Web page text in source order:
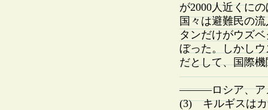
が2000人近くに
国々は避難民の
タンだけがウズ
ぼった。しかし
だとして、国際
———ロシア、ア
(3) キルギスはカ